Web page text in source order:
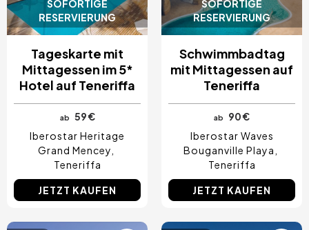
SOFORTIGE
RESERVIERUNG
Tageskarte mit
Mittagessen im 5*
Hotel auf Teneriffa
ab
59 €
Iberostar Heritage
Grand Mencey
Teneriffa
JETZT KAUFEN
SOFORTIGE
RESERVIERUNG
Schwimmbadtag
mit Mittagessen auf
Teneriffa
ab
90 €
Iberostar Waves
Bouganville Playa
Teneriffa
JETZT KAUFEN